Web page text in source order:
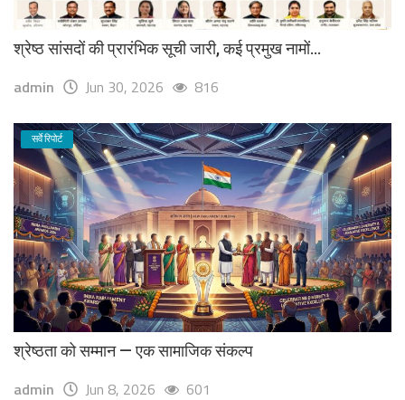
श्रेष्ठ सांसदों की प्रारंभिक सूची जारी, कई प्रमुख नामों...
admin Jun 30, 2026 816
सर्वे रिपोर्ट
श्रेष्ठता को सम्मान — एक सामाजिक संकल्प
admin Jun 8, 2026 601